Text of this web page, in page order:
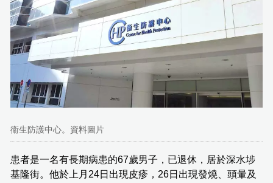
衞生防護中心。資料圖片
患者是一名有長期病患的67歲男子，已退休，居於深水埗
基隆街。他於上月24日出現皮疹，26日出現發燒、頭暈及